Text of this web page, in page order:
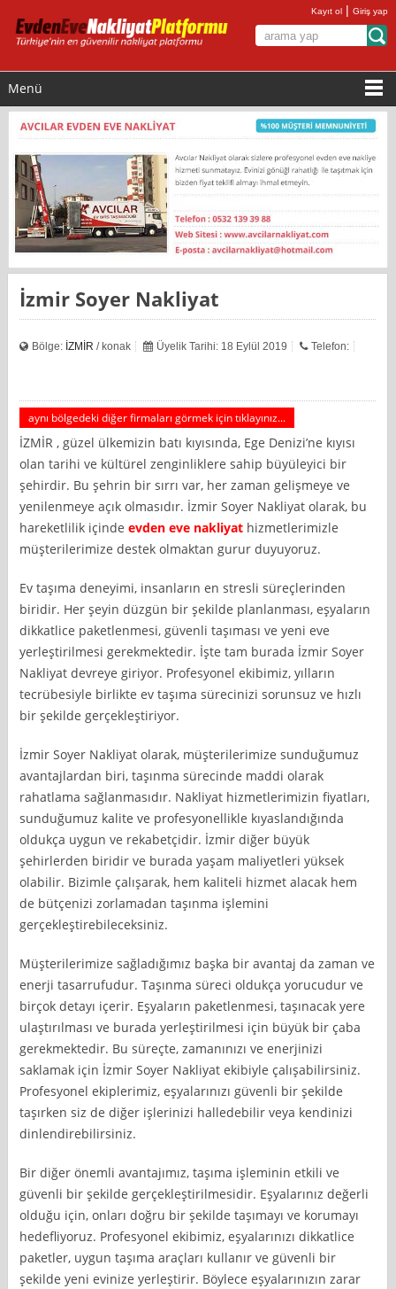
Kayıt ol |Giriş yap
Menü
İzmir Soyer Nakliyat
Bölge: İZMİR / konak Üyelik Tarihi: 18 Eylül 2019 Telefon:
aynı bölgedeki diğer firmaları görmek için tıklayınız...
İZMİR , güzel ülkemizin batı kıyısında, Ege Denizi’ne kıyısı
olan tarihi ve kültürel zenginliklere sahip büyüleyici bir
şehirdir. Bu şehrin bir sırrı var, her zaman gelişmeye ve
yenilenmeye açık olmasıdır. İzmir Soyer Nakliyat olarak, bu
hareketlilik içindeevden eve nakliyat hizmetlerimizle
müşterilerimize destek olmaktan gurur duyuyoruz.
Ev taşıma deneyimi, insanların en stresli süreçlerinden
biridir. Her şeyin düzgün bir şekilde planlanması, eşyaların
dikkatlice paketlenmesi, güvenli taşıması ve yeni eve
yerleştirilmesi gerekmektedir. İşte tam burada İzmir Soyer
Nakliyat devreye giriyor. Profesyonel ekibimiz, yılların
tecrübesiyle birlikte ev taşıma sürecinizi sorunsuz ve hızlı
bir şekilde gerçekleştiriyor.
İzmir Soyer Nakliyat olarak, müşterilerimize sunduğumuz
avantajlardan biri, taşınma sürecinde maddi olarak
rahatlama sağlanmasıdır. Nakliyat hizmetlerimizin fiyatları,
sunduğumuz kalite ve profesyonellikle kıyaslandığında
oldukça uygun ve rekabetçidir. İzmir diğer büyük
şehirlerden biridir ve burada yaşam maliyetleri yüksek
olabilir. Bizimle çalışarak, hem kaliteli hizmet alacak hem
de bütçenizi zorlamadan taşınma işlemini
gerçekleştirebileceksiniz.
Müşterilerimize sağladığımız başka bir avantaj da zaman ve
enerji tasarrufudur. Taşınma süreci oldukça yorucudur ve
birçok detayı içerir. Eşyaların paketlenmesi, taşınacak yere
ulaştırılması ve burada yerleştirilmesi için büyük bir çaba
gerekmektedir. Bu süreçte, zamanınızı ve enerjinizi
saklamak için İzmir Soyer Nakliyat ekibiyle çalışabilirsiniz.
Profesyonel ekiplerimiz, eşyalarınızı güvenli bir şekilde
taşırken siz de diğer işlerinizi halledebilir veya kendinizi
dinlendirebilirsiniz.
Bir diğer önemli avantajımız, taşıma işleminin etkili ve
güvenli bir şekilde gerçekleştirilmesidir. Eşyalarınız değerli
olduğu için, onları doğru bir şekilde taşımayı ve korumayı
hedefliyoruz. Profesyonel ekibimiz, eşyalarınızı dikkatlice
paketler, uygun taşıma araçları kullanır ve güvenli bir
şekilde yeni evinize yerleştirir. Böylece eşyalarınızın zarar